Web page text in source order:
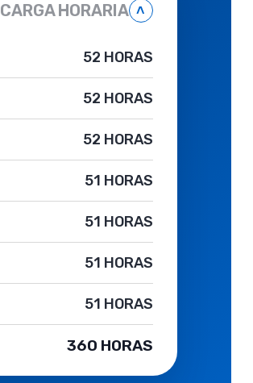
CARGA HORARIA ˄
52 HORAS
52 HORAS
52 HORAS
51 HORAS
51 HORAS
51 HORAS
51 HORAS
360 HORAS